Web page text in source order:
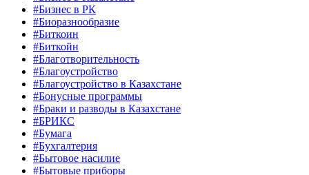
#Бизнес в РК
#Биоразнообразие
#Биткоин
#Биткойн
#Благотворительность
#Благоустройство
#Благоустройство в Казахстане
#Бонусные программы
#Браки и разводы в Казахстане
#БРИКС
#Бумага
#Бухгалтерия
#Бытовое насилие
#Бытовые приборы